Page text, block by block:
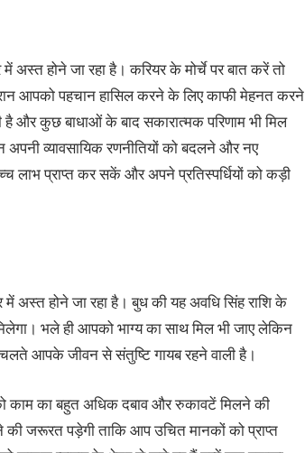
होने जा रहा है। करियर के मोर्चे पर बात करें तो
आपको पहचान हासिल करने के लिए काफी मेहनत करने
और कुछ बाधाओं के बाद सकारात्मक परिणाम भी मिल
व्यावसायिक रणनीतियों को बदलने और नए
प्राप्त कर सकें और अपने प्रतिस्पर्धियों को कड़ी
होने जा रहा है। बुध की यह अवधि सिंह राशि के
भले ही आपको भाग्य का साथ मिल भी जाए लेकिन
आपके जीवन से संतुष्टि गायब रहने वाली है।
काम का बहुत अधिक दबाव और रुकावटें मिलने की
जरूरत पड़ेगी ताकि आप उचित मानकों को प्राप्त